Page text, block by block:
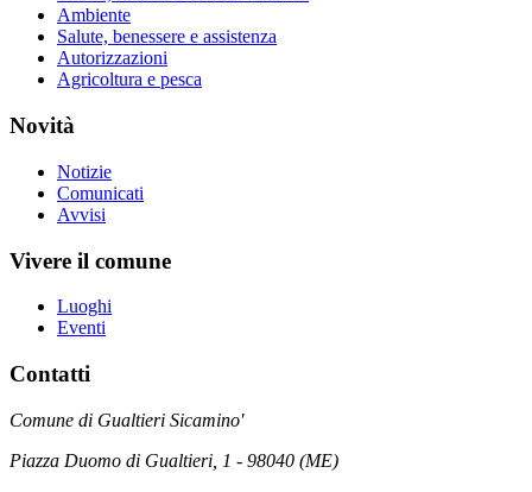
Ambiente
Salute, benessere e assistenza
Autorizzazioni
Agricoltura e pesca
Novità
Notizie
Comunicati
Avvisi
Vivere il comune
Luoghi
Eventi
Contatti
Comune di Gualtieri Sicamino'
Piazza Duomo di Gualtieri, 1 - 98040 (ME)